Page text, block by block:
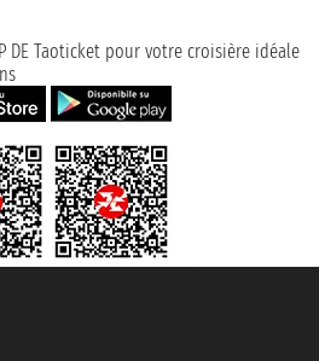
DE Taoticket pour votre croisière idéale